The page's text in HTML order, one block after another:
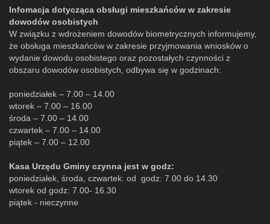
Infomacja dotycząca obsługi mieszkańców w zakresie
dowodów osobistych
W związku z wdrożeniem dowodów biometrycznych informujemy,
że obsługa mieszkańców w zakresie przyjmowania wniosków o
wydanie dowodu osobistego oraz pozostałych czynności z
obszaru dowodów osobistych, odbywa się w godzinach:
poniedziałek – 7.00 – 14.00
wtorek – 7.00 – 16.00
środa – 7.00 – 14.00
czwartek – 7.00 – 14.00
piątek – 7.00 – 12.00
Kasa Urzędu Gminy czynna jest w godz:
poniedziałek, środa, czwartek: od godz: 7.00 do 14.30
wtorek od godz: 7.00- 16.30
piątek - nieczynne